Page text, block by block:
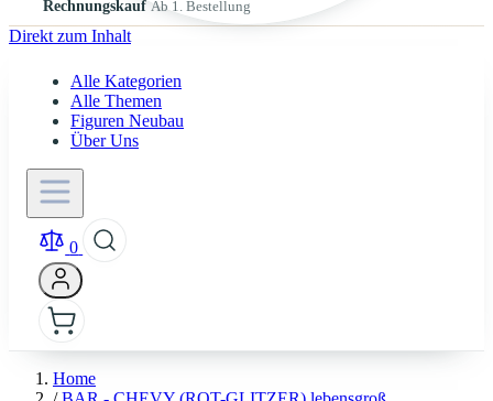
Rechnungskauf Ab 1. Bestellung
Direkt zum Inhalt
Alle Kategorien
Alle Themen
Figuren Neubau
Über Uns
0
Home